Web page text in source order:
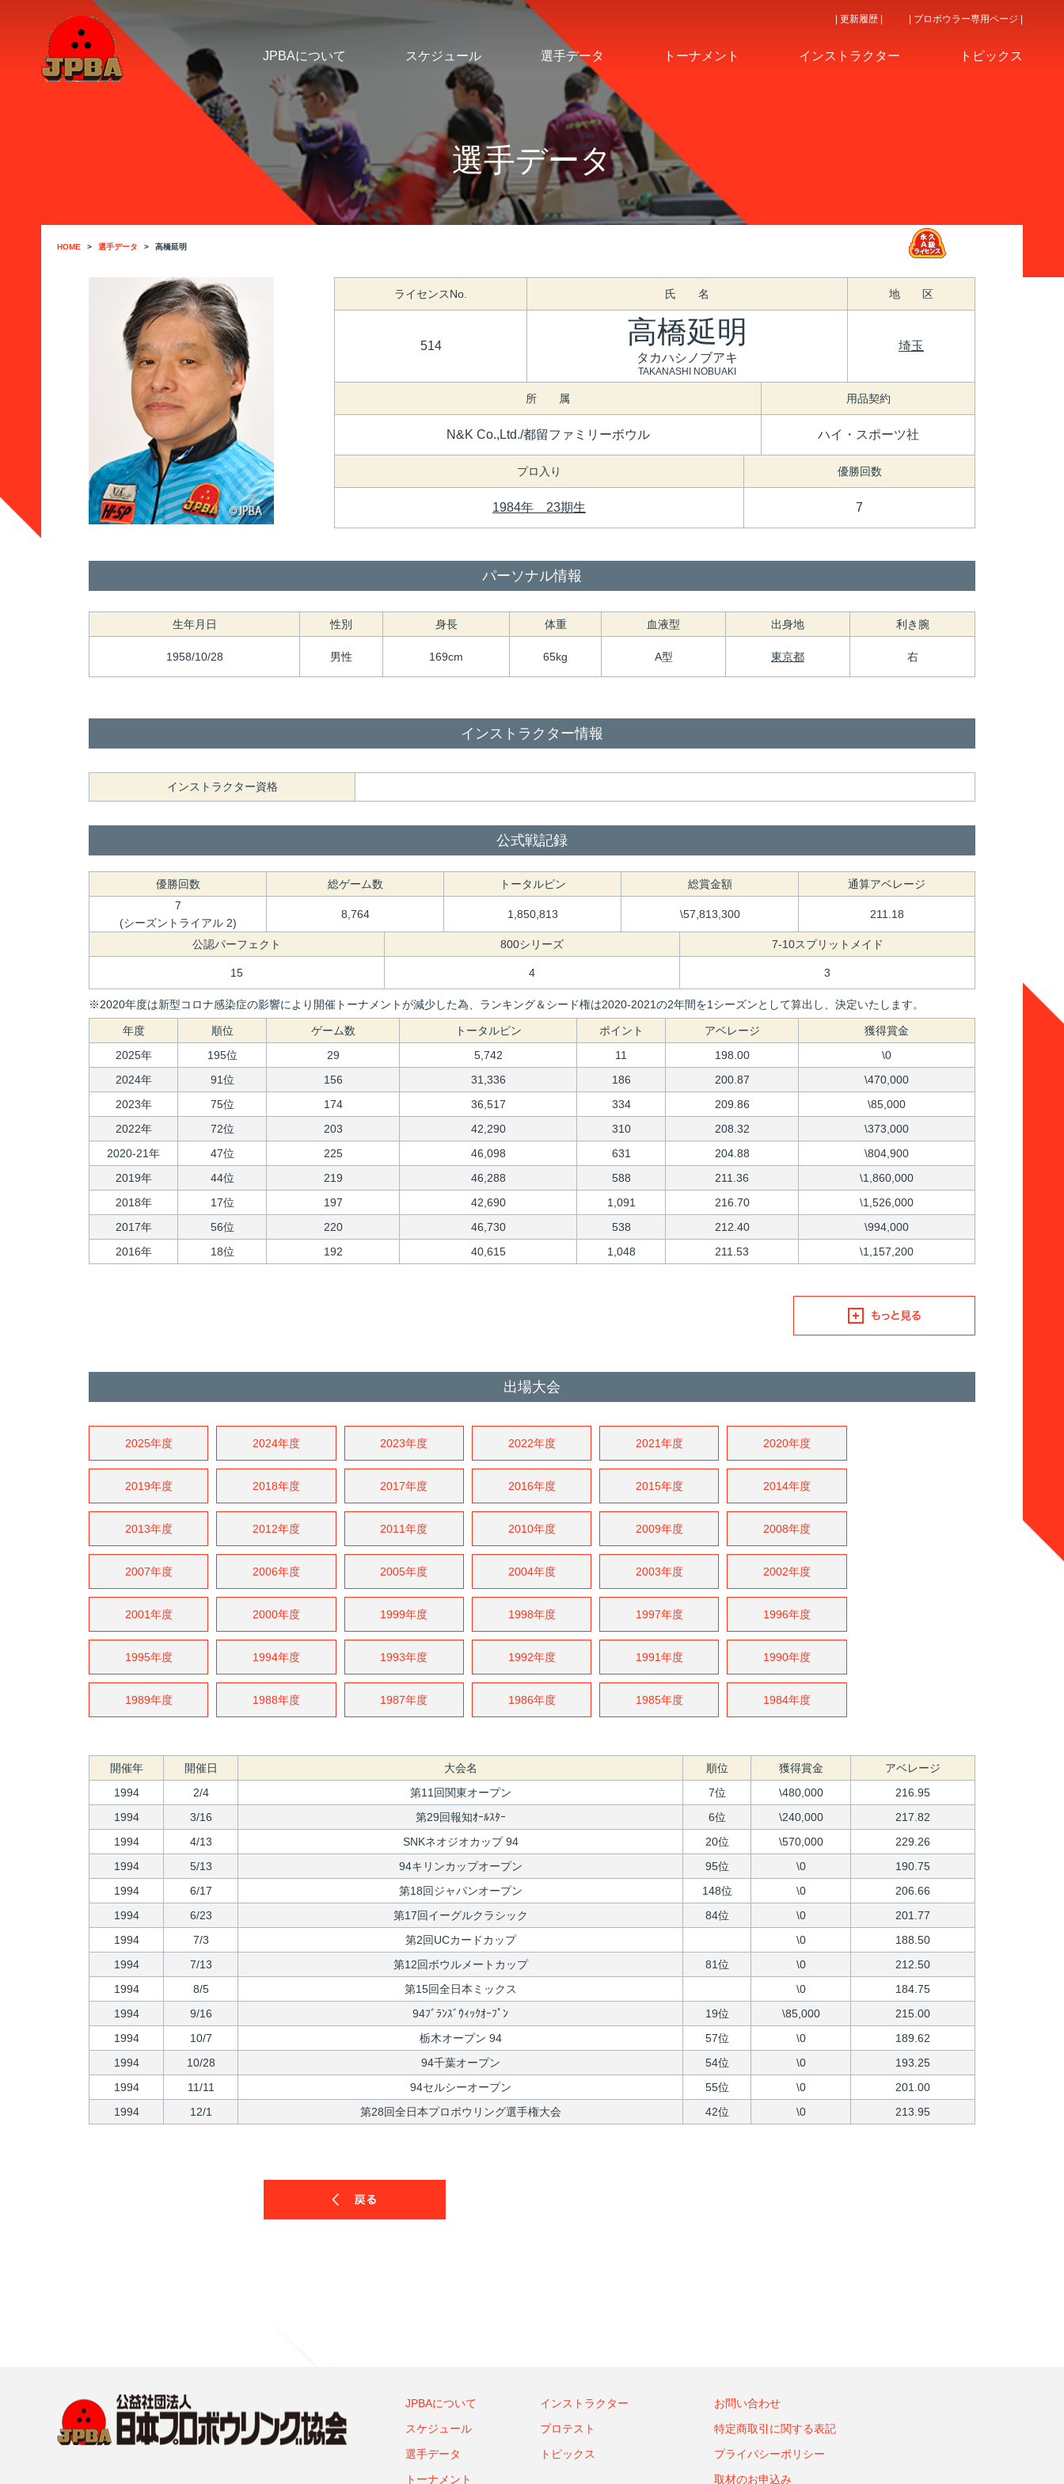
JPBAについて スケジュール 選手データ トーナメント インストラクター トピックス
| 更新履歴 | | プロボウラー専用ページ |
選手データ
HOME 選手データ 高橋延明
ライセンスNo. 氏 名 地 区
514 高橋延明
タカハシノブアキ
TAKANASHI NOBUAKI
埼玉
所 属 用品契約
N&K Co.,Ltd./都留ファミリーボウル ハイ・スポーツ社
プロ入り 優勝回数
1984年 23期生 7
パーソナル情報
生年月日 性別 身長 体重 血液型 出身地 利き腕
1958/10/28 男性 169cm 65kg A型 東京都 右
インストラクター情報
インストラクター資格
公式戦記録
優勝回数 総ゲーム数 トータルピン 総賞金額
通算アベレージ
7
(シーズントライアル 2)
8,764 1,850,813 \57,813,300 211.18
公認パーフェクト 800シリーズ 7-10スプリットメイド
15 4 3
※2020年度は新型コロナ感染症の影響により開催トーナメントが減少した為、ランキング＆シード権は2020-2021の2年間を1シーズンとして算出し、決定いたします。
年度 順位 ゲーム数 トータルピン ポイント アベレージ
獲得賞金
2025年
195位 29 5,742 11 198.00
\0
2024年
91位 156 31,336 186 200.87
\470,000
2023年
75位 174 36,517 334 209.86
\85,000
2022年
72位 203 42,290 310 208.32
\373,000
2020-21年
47位 225 46,098 631 204.88
\804,900
2019年
44位 219 46,288 588 211.36
\1,860,000
2018年
17位 197 42,690 1,091 216.70
\1,526,000
2017年
56位 220 46,730 538 212.40
\994,000
2016年
18位 192 40,615 1,048 211.53 \1,157,200
出場大会
2025年度 2024年度 2023年度 2022年度 2021年度 2020年度
2019年度 2018年度 2017年度 2016年度 2015年度 2014年度
2013年度 2012年度 2011年度 2010年度 2009年度 2008年度
2007年度 2006年度 2005年度 2004年度 2003年度 2002年度
2001年度 2000年度 1999年度 1998年度 1997年度 1996年度
1995年度 1994年度 1993年度 1992年度 1991年度 1990年度
1989年度 1988年度 1987年度 1986年度 1985年度 1984年度
開催年 開催日 大会名 順位 獲得賞金
アベレージ
1994
2/4 第11回関東オープン 7位 \480,000
216.95
1994
3/16 第29回報知ｵｰﾙｽﾀｰ 6位 \240,000
217.82
1994
4/13 SNKネオジオカップ 94 20位 \570,000
229.26
1994
5/13 94キリンカップオープン 95位 \0
190.75
1994
6/17 第18回ジャパンオープン 148位 \0
206.66
1994
6/23 第17回イーグルクラシック 84位 \0
201.77
1994
7/3 第2回UCカードカップ \0
188.50
1994
7/13 第12回ボウルメートカップ 81位 \0
212.50
1994
8/5 第15回全日本ミックス \0
184.75
1994
9/16 94ﾌﾞﾗﾝｽﾞｳｨｯｸｵｰﾌﾟﾝ 19位 \85,000
215.00
1994
10/7 栃木オープン 94 57位 \0
189.62
1994
10/28 94千葉オープン 54位 \0
193.25
1994
11/11 94セルシーオープン 55位 \0
201.00
1994
12/1 第28回全日本プロボウリング選手権大会 42位 \0 213.95
JPBAについて
スケジュール
選手データ
トーナメント
インストラクター
プロテスト
トピックス
お問い合わせ
特定商取引に関する表記
プライバシーポリシー
取材のお申込み